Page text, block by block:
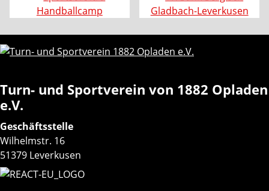
Turn- und Sportverein von 1882 Opladen
e.V.
Geschäftsstelle
Wilhelmstr. 16
51379 Leverkusen